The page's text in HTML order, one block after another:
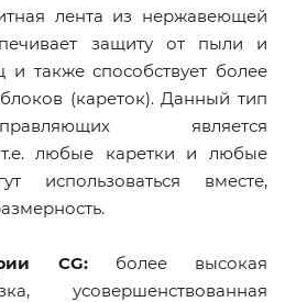
лента из нержавеющей
защиту от пыли и
и также способствует более
(кареток). Данный тип
является
любые каретки и любые
использоваться вместе,
CG:более высокая
усовершенствованная